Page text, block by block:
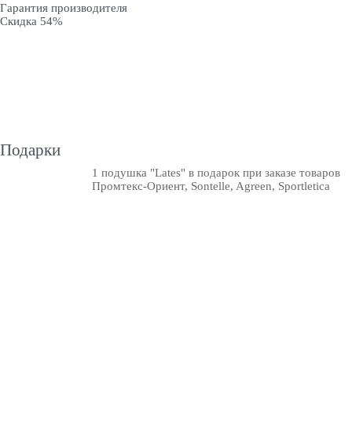
Гарантия производителя
Скидка 54%
Подарки
1 подушка "Lates" в подарок при заказе товаров
Промтекс-Ориент, Sontelle, Agreen, Sportletica